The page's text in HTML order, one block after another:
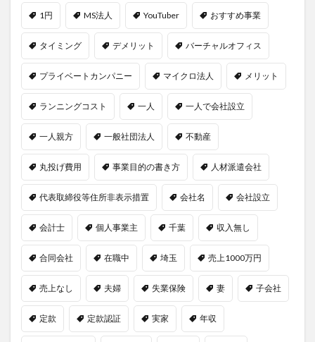
1円 MS法人 YouTuber おすすめ事業
タイミング デメリット バーチャルオフィス
プライベートカンパニー マイクロ法人 メリット
ランニングコスト 一人 一人で会社設立
一人親方 一般社団法人 不動産
丸投げ費用 事業目的の書き方 人材派遣会社
代表取締役等住所非表示措置 会社名 会社設立
会計士 個人事業主 千葉 収入無し
合同会社 在職中 埼玉 売上1000万円
売上なし 夫婦 失業保険 妻 子会社
定款 定款認証 実家 年収